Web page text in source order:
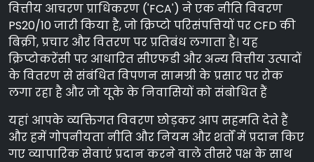
वित्तीय आचरण प्राधिकरण ('FCA') ने एक नीति विवरण
PS20/10 जारी किया है, जो क्रिप्टो परिसंपत्तियों पर CFD की
बिक्री, प्रचार और वितरण पर प्रतिबंध लगाता है। यह
क्रिप्टोकरेंसी पर आधारित सीएफडी और अन्य वित्तीय उत्पादों
के वितरण से संबंधित विपणन सामग्री के प्रसार पर रोक
लगा रहा है और जो यूके के निवासियों को संबोधित हैं
यहां आपके व्यक्तिगत विवरण छोड़कर आप सहमति देते हैं
और हमें गोपनीयता नीति और नियम और शर्तों में प्रदान किए
गए व्यापारिक सेवाएं प्रदान करने वाले तीसरे पक्ष के साथ